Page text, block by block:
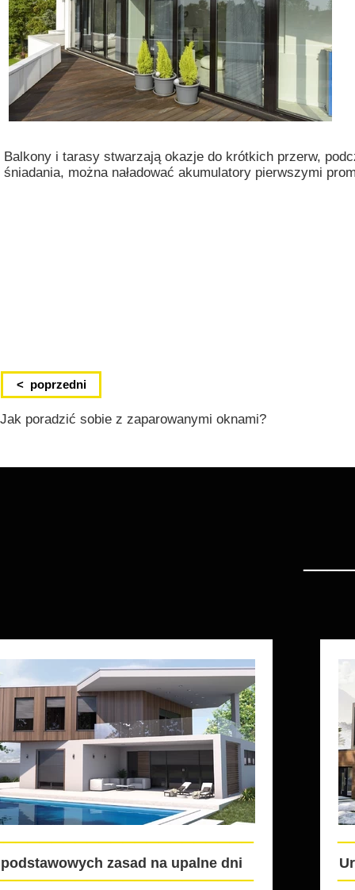
< poprzedni
Balkony i tarasy stwarzają okazje do krótkich przerw,
śniadania, można naładować akumulatory pierwszymi
zasad na upalne dni
Jak poradzić sobie z zaparowanymi oknami?